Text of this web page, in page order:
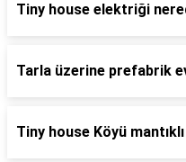
Tiny house elektriği
Tarla üzerine prefabrik
Tiny house Köyü mantıklı